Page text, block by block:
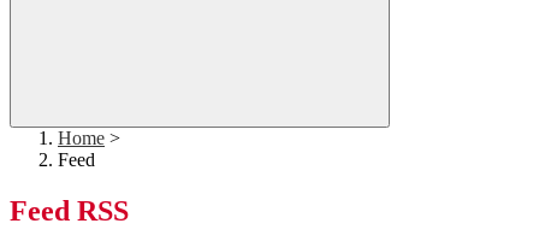
Home >
Feed
Feed RSS